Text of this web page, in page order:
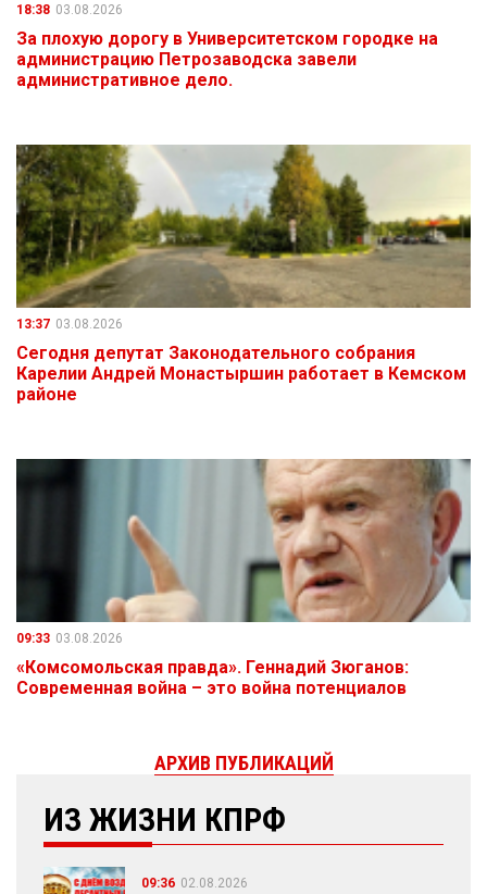
ИЗ ЖИЗНИ КПРФ
09:36 02.08.2026
18:38 03.08.2026
За плохую дорогу в Университетском городке на
администрацию Петрозаводска завели
административное дело.
13:37 03.08.2026
Сегодня депутат Законодательного собрания
Карелии Андрей Монастыршин работает в Кемском
районе
09:33 03.08.2026
«Комсомольская правда». Геннадий Зюганов:
Современная война – это война потенциалов
АРХИВ ПУБЛИКАЦИЙ